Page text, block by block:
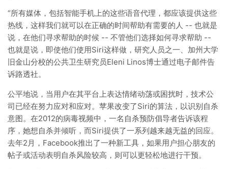
“所有媒体，包括智能手机上的这些语音代理，都应该提供这些
热线，这样我们就可以在正确的时间帮助有需要的人 -- 也就是
说，在他们寻求帮助的时候 -- 不管他们选择如何寻求帮助 --
也就是说，即使他们使用Siri这样做，研究人员之一、加州大学
旧金山分校的公共卫生研究员Eleni Linos博士通过电子邮件告
诉路透社。
公平地说，当用户在其平台上表达情绪动荡或困扰时，技术公
司已经在努力应对和应对。苹果改变了Siri的算法，以识别自杀
意图。在2012的病毒视频中，一名自杀预防倡导者告诉该程
序，她想自杀并倾听，而Siri提供了一系列越来越无益的回应。
去年2月，Facebook推出了一种新工具，如果用户担心朋友的
帖子或活动表明自杀风险较高，则可以更轻松地进行干预。